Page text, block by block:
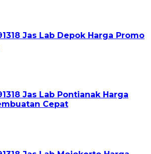
Jas Lab Depok Harga Promo
Jas Lab Pontianak Harga
Cepat